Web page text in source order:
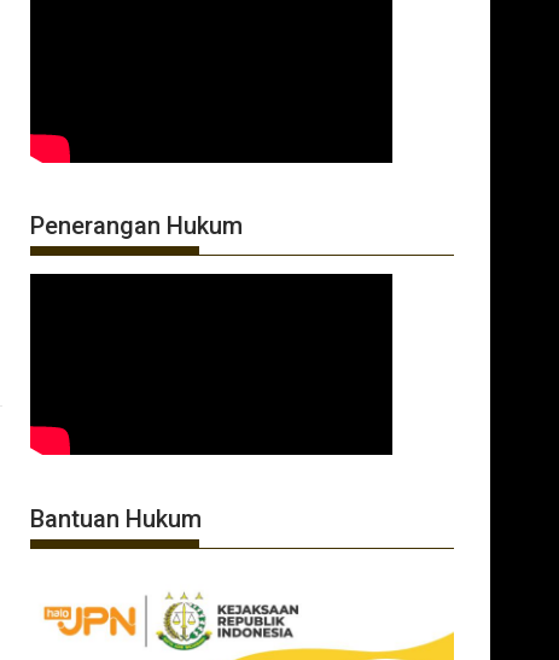
Penerangan Hukum
Bantuan Hukum